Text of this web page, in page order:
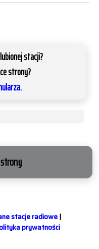
stacji?
strony?
stacje radiowe|
prywatności